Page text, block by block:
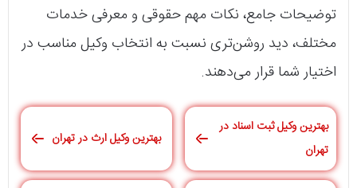
توضیحات جامع، نکات مهم حقوقی و معرفی خدمات
مختلف، دید روشن‌تری نسبت به انتخاب وکیل مناسب در
اختیار شما قرار می‌دهند.
بهترین وکیل ثبت اسناد در
تهران
بهترین وکیل ارث در تهران